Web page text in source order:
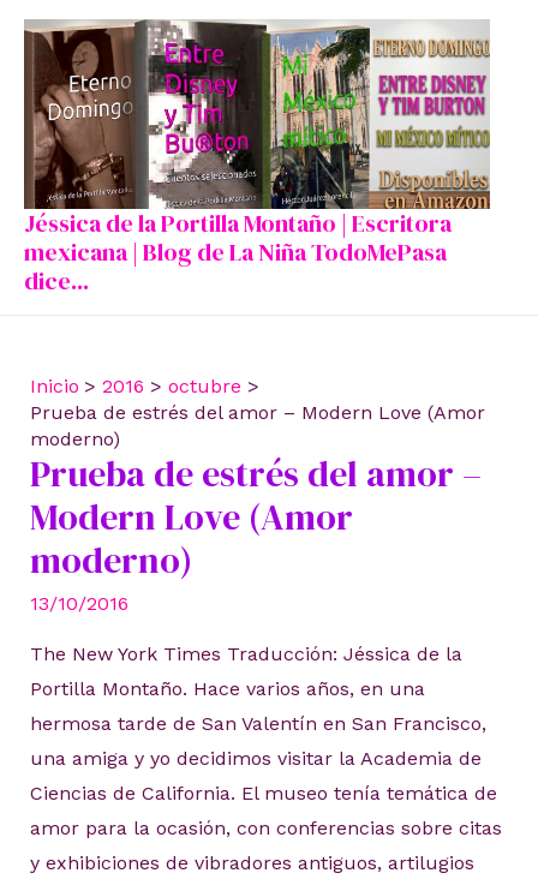
contenido
Jéssica de la Portilla Montaño | Escritora
mexicana | Blog de La Niña TodoMePasa
dice...
Inicio 2016
octubre
Prueba de estrés del amor – Modern Love (Amor
moderno)
Prueba de estrés del amor –
Modern Love (Amor
moderno)
13/10/2016
The New York Times Traducción: Jéssica de la
Portilla Montaño. Hace varios años, en una
hermosa tarde de San Valentín en San Francisco,
una amiga y yo decidimos visitar la Academia de
Ciencias de California. El museo tenía temática de
amor para la ocasión, con conferencias sobre citas
y exhibiciones de vibradores antiguos, artilugios